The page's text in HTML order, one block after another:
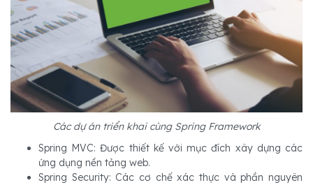
Các dự án triển khai cùng Spring Framework
Spring MVC: Được thiết kế với mục đích xây dựng các
ứng dụng nền tảng web.
Spring Security: Các cơ chế xác thực và phần nguyên